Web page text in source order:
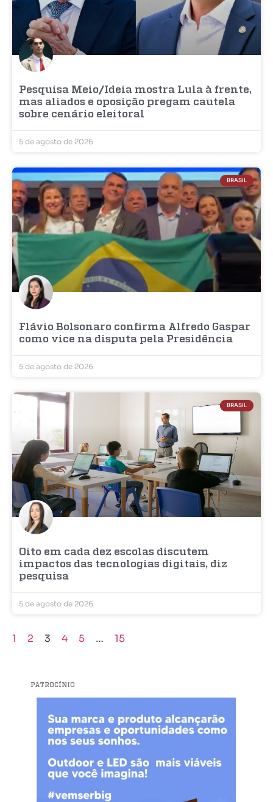
Pesquisa Meio/Ideia mostra Lula à frente,
mas aliados e oposição pregam cautela
sobre cenário eleitoral
5 de agosto de 2026
BRASIL
Flávio Bolsonaro confirma Alfredo Gaspar
como vice na disputa pela Presidência
5 de agosto de 2026
BRASIL
Oito em cada dez escolas discutem
impactos das tecnologias digitais, diz
pesquisa
5 de agosto de 2026
1 2 3 4 5 … 15
PATROCÍNIO